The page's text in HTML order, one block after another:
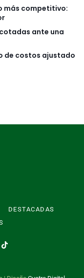
más competitivo:
ante una
de costos ajustado
DESTACADAS